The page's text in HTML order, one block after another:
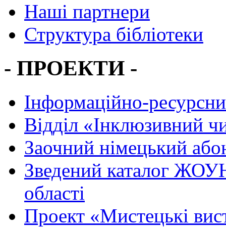
Наші партнери
Структура бібліотеки
- ПРОЕКТИ -
Інформаційно-
Вiддiл «Інклюзивний
Заочний німецький
Зведений каталог
області
Проект «Мистецькі